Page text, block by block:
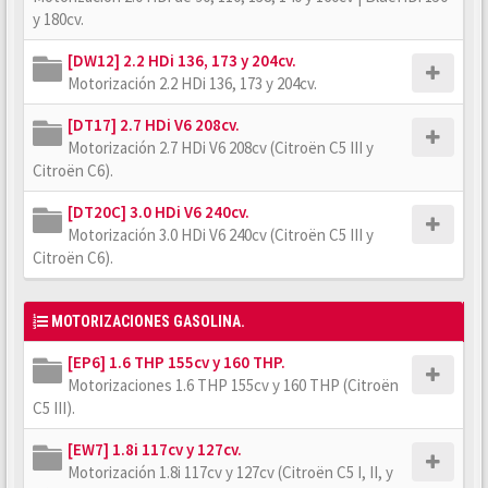
y 180cv.
[DW12] 2.2 HDi 136, 173 y 204cv.
Motorización 2.2 HDi 136, 173 y 204cv.
[DT17] 2.7 HDi V6 208cv.
Motorización 2.7 HDi V6 208cv (Citroën C5 III y
Citroën C6).
[DT20C] 3.0 HDi V6 240cv.
Motorización 3.0 HDi V6 240cv (Citroën C5 III y
Citroën C6).
MOTORIZACIONES GASOLINA.
[EP6] 1.6 THP 155cv y 160 THP.
Motorizaciones 1.6 THP 155cv y 160 THP (Citroën
C5 III).
[EW7] 1.8i 117cv y 127cv.
Motorización 1.8i 117cv y 127cv (Citroën C5 I, II, y